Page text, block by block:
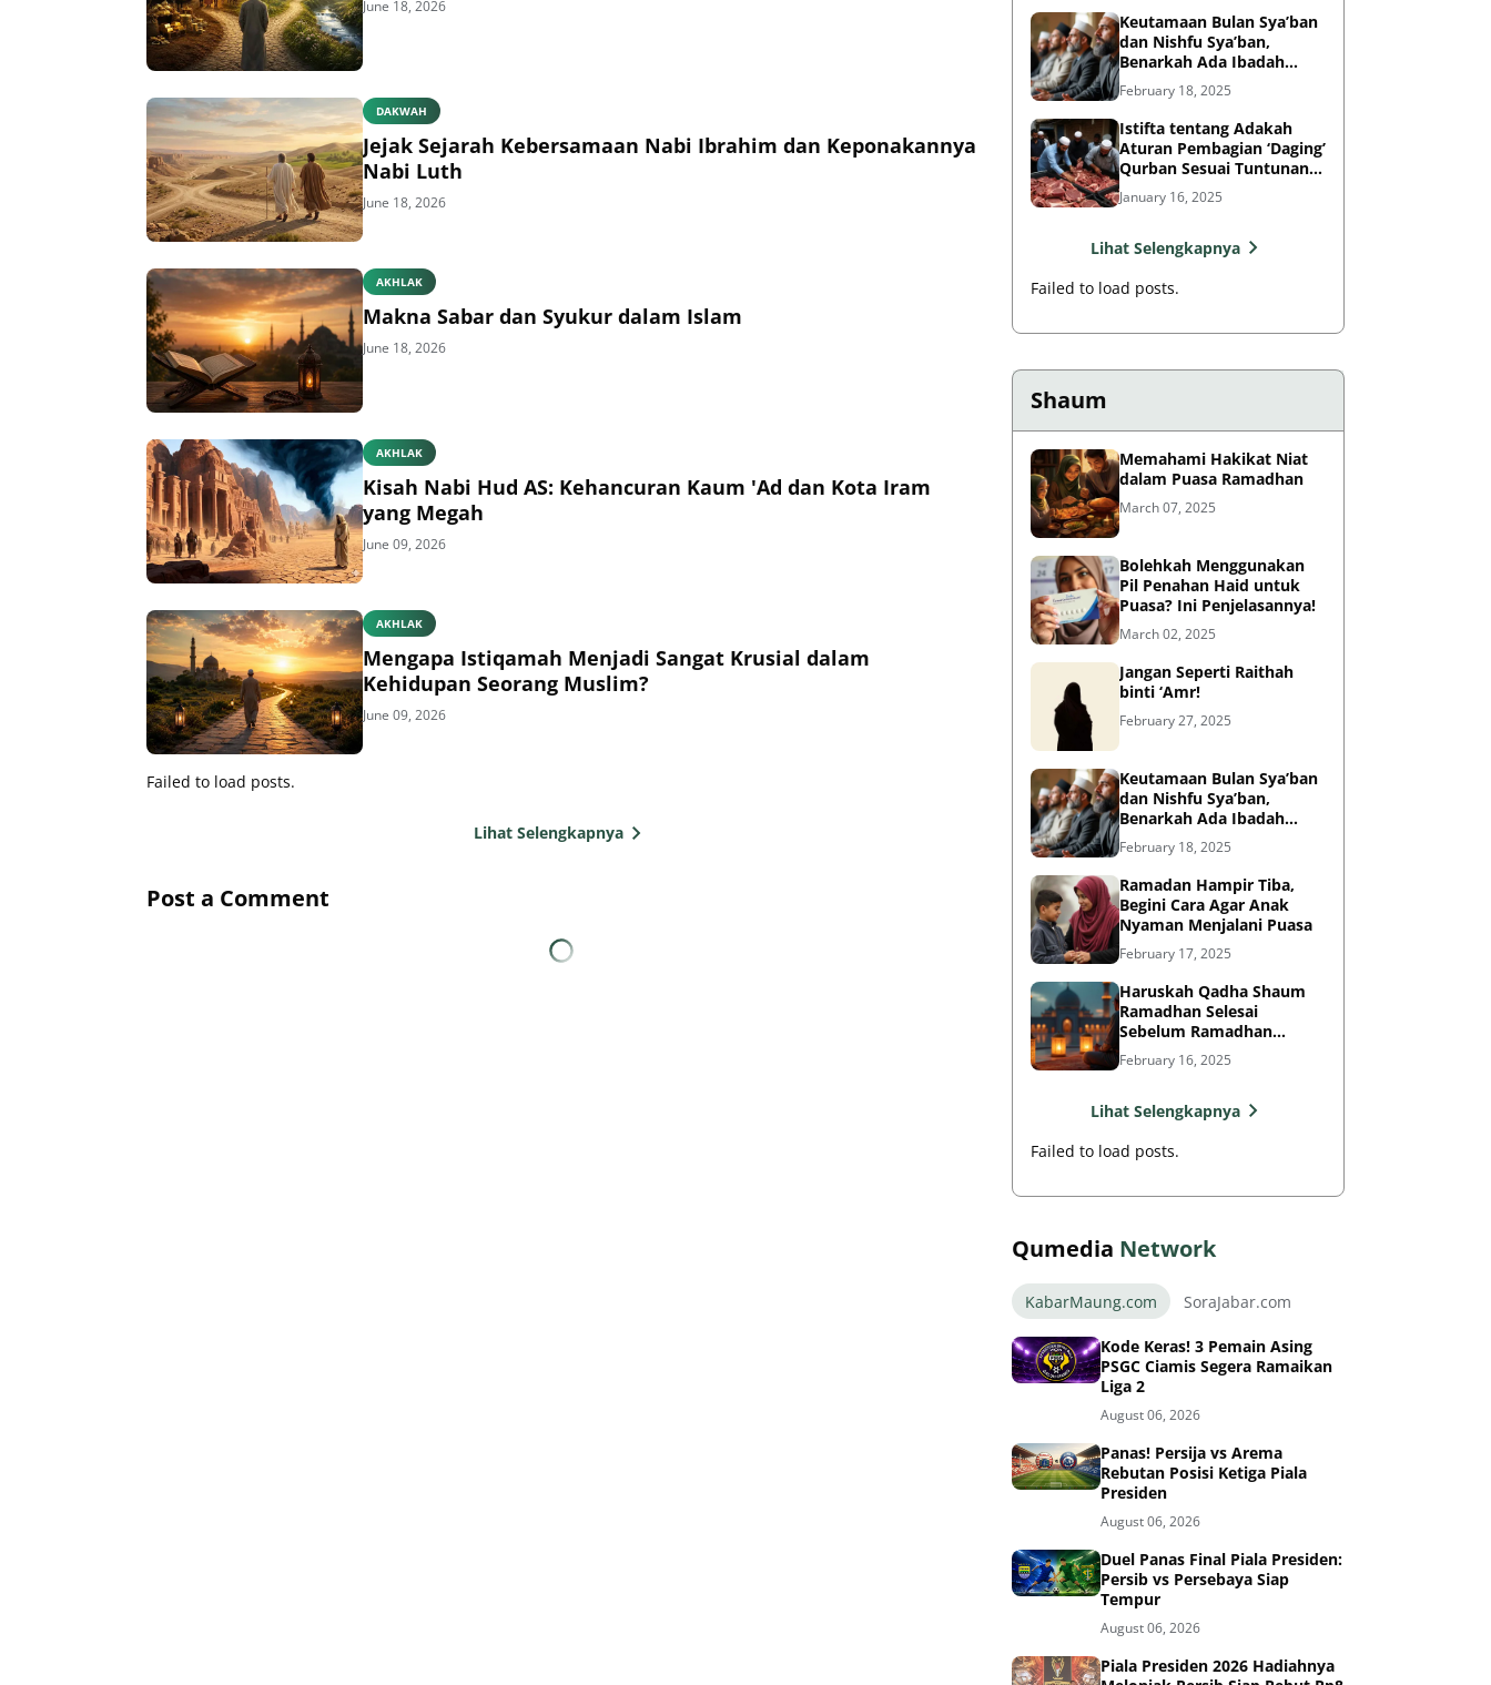
June 18, 2026
DAKWAH
Jejak Sejarah Kebersamaan Nabi Ibrahim dan Keponakannya
Nabi Luth
June 18, 2026
AKHLAK
Makna Sabar dan Syukur dalam Islam
June 18, 2026
AKHLAK
Kisah Nabi Hud AS: Kehancuran Kaum 'Ad dan Kota Iram
yang Megah
June 09, 2026
AKHLAK
Mengapa Istiqamah Menjadi Sangat Krusial dalam
Kehidupan Seorang Muslim?
June 09, 2026
Failed to load posts.
Lihat Selengkapnya
Post a Comment
Keutamaan Bulan Sya’ban
dan Nishfu Sya’ban,
Benarkah Ada Ibadah
Khusus?
February 18, 2025
Istifta tentang Adakah
Aturan Pembagian ‘Daging’
Qurban Sesuai Tuntunan
Rasulullah?
January 16, 2025
Lihat Selengkapnya
Failed to load posts.
Shaum
Memahami Hakikat Niat
dalam Puasa Ramadhan
March 07, 2025
Bolehkah Menggunakan
Pil Penahan Haid untuk
Puasa? Ini Penjelasannya!
March 02, 2025
Jangan Seperti Raithah
binti ‘Amr!
February 27, 2025
Keutamaan Bulan Sya’ban
dan Nishfu Sya’ban,
Benarkah Ada Ibadah
Khusus?
February 18, 2025
Ramadan Hampir Tiba,
Begini Cara Agar Anak
Nyaman Menjalani Puasa
February 17, 2025
Haruskah Qadha Shaum
Ramadhan Selesai
Sebelum Ramadhan
Berikutnya?
February 16, 2025
Lihat Selengkapnya
Failed to load posts.
Qumedia Network
KabarMaung.com SoraJabar.com
Kode Keras! 3 Pemain Asing
PSGC Ciamis Segera Ramaikan
Liga 2
August 06, 2026
Panas! Persija vs Arema
Rebutan Posisi Ketiga Piala
Presiden
August 06, 2026
Duel Panas Final Piala Presiden:
Persib vs Persebaya Siap
Tempur
August 06, 2026
Piala Presiden 2026 Hadiahnya